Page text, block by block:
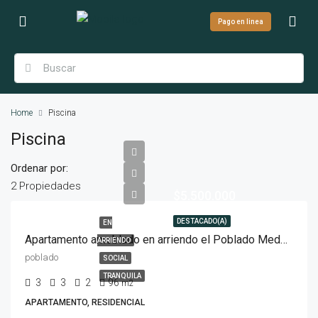
Pago en linea
Home Piscina
Piscina
2 Propiedades
Ordenar por:
DESTACADO(A)
EN
ARRIENDO
SOCIAL
TRANQUILA
Apartamento amoblado en arriendo el Poblado Medellín.
poblado
3 3 2 96 m2
APARTAMENTO, RESIDENCIAL